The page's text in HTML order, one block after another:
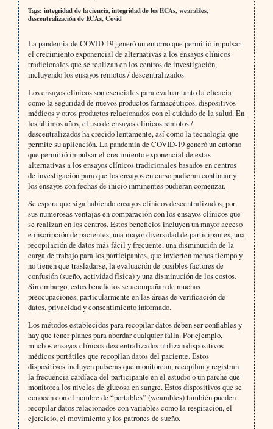
Tags: integridad de la ciencia, integridad de los ECAs, wearables,
descentralización de ECAs, Covid
La pandemia de COVID-19 generó un entorno que permitió impulsar
el crecimiento exponencial de alternativas a los ensayos clínicos
tradicionales que se realizan en los centros de investigación,
incluyendo los ensayos remotos / descentralizados.
Los ensayos clínicos son esenciales para evaluar tanto la eficacia
como la seguridad de nuevos productos farmacéuticos, dispositivos
médicos y otros productos relacionados con el cuidado de la salud. En
los últimos años, el uso de ensayos clínicos remotos /
descentralizados ha crecido lentamente, así como la tecnología que
permite su aplicación. La pandemia de COVID-19 generó un entorno
que permitió impulsar el crecimiento exponencial de estas
alternativas a los ensayos clínicos tradicionales basados en centros
de investigación para que los ensayos en curso pudieran continuar y
los ensayos con fechas de inicio inminentes pudieran comenzar.
Se espera que siga habiendo ensayos clínicos descentralizados, por
sus numerosas ventajas en comparación con los ensayos clínicos que
se realizan en los centros. Estos beneficios incluyen un mayor acceso
e inscripción de pacientes, una mayor diversidad de participantes, una
recopilación de datos más fácil y frecuente, una disminución de la
carga de trabajo para los participantes, que invierten menos tiempo y
no tienen que trasladarse, la evaluación de posibles factores de
confusión (sueño, actividad física) y una disminución de los costos.
Sin embargo, estos beneficios se acompañan de muchas
preocupaciones, particularmente en las áreas de verificación de
datos, privacidad y consentimiento informado.
Los métodos establecidos para recopilar datos deben ser confiables y
hay que tener planes para abordar cualquier falla. Por ejemplo,
muchos ensayos clínicos descentralizados utilizan dispositivos
médicos portátiles que recopilan datos del paciente. Estos
dispositivos incluyen pulseras que monitorean, recopilan y registran
la frecuencia cardíaca del participante en el estudio o un parche que
monitorea los niveles de glucosa en sangre. Estos dispositivos que se
conocen con el nombre de “portables” (wearables) también pueden
recopilar datos relacionados con variables como la respiración, el
ejercicio, el movimiento y los patrones de sueño.